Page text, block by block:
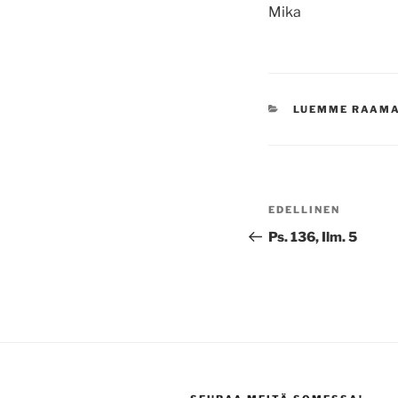
Mika
KATEGORIAT
LUEMME
Artikkelien
selaus
Edellinen
artikkeli
EDELLINEN
Ps. 136, Ilm. 5